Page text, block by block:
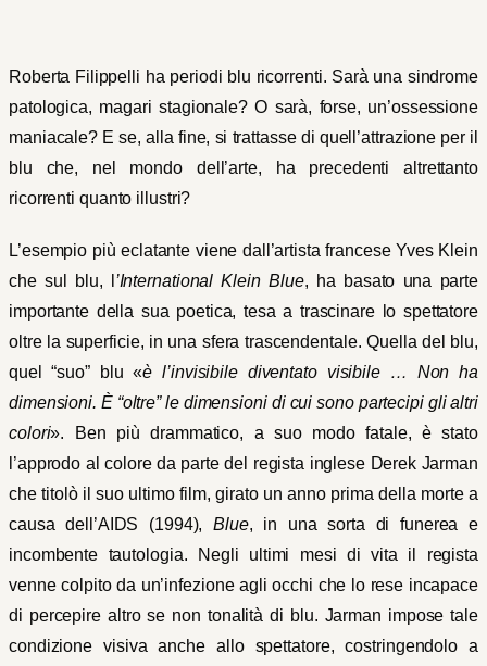
Roberta Filippelli ha periodi blu ricorrenti. Sarà una sindrome
patologica, magari stagionale? O sarà, forse, un’ossessione
maniacale? E se, alla fine, si trattasse di quell’attrazione per il
blu che, nel mondo dell’arte, ha precedenti altrettanto
ricorrenti quanto illustri?
L’esempio più eclatante viene dall’artista francese Yves Klein
che sul blu, l ’International Klein Blue, ha basato una parte
importante della sua poetica, tesa a trascinare lo spettatore
oltre la superficie, in una sfera trascendentale. Quella del blu,
quel “suo” blu «è l’invisibile diventato visibile … Non ha
dimensioni. È “oltre” le dimensioni di cui sono partecipi gli altri
colori». Ben più drammatico, a suo modo fatale, è stato
l’approdo al colore da parte del regista inglese Derek Jarman
che titolò il suo ultimo film, girato un anno prima della morte a
causa dell’AIDS (1994),Blue, in una sorta di funerea e
incombente tautologia. Negli ultimi mesi di vita il regista
venne colpito da un’infezione agli occhi che lo rese incapace
di percepire altro se non tonalità di blu. Jarman impose tale
condizione visiva anche allo spettatore, costringendolo a